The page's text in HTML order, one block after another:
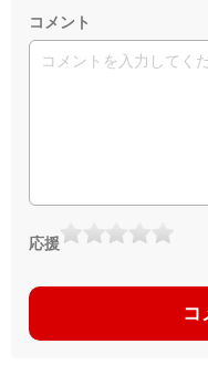
コメント
応援
コ